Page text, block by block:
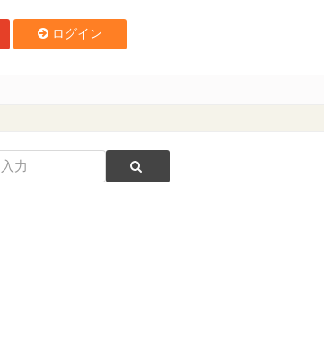
ログイン